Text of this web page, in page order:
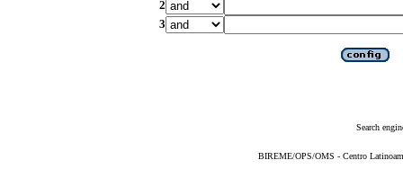
2
3
Search
BIREME/OPS/OMS - Centro